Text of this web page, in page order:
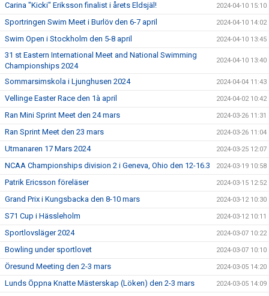
Carina "Kicki" Eriksson finalist i årets Eldsjäl! 2024-04-10 15:10
Sportringen Swim Meet i Burlöv den 6-7 april 2024-04-10 14:02
Swim Open i Stockholm den 5-8 april 2024-04-10 13:45
31 st Eastern International Meet and National Swimming
Championships 2024
2024-04-10 13:40
Sommarsimskola i Ljunghusen 2024 2024-04-04 11:43
Vellinge Easter Race den 1à april 2024-04-02 10:42
Ran Mini Sprint Meet den 24 mars 2024-03-26 11:31
Ran Sprint Meet den 23 mars 2024-03-26 11:04
Utmanaren 17 Mars 2024 2024-03-25 12:07
NCAA Championships division 2 i Geneva, Ohio den 12-16.3 2024-03-19 10:58
Patrik Ericsson föreläser 2024-03-15 12:52
Grand Prix i Kungsbacka den 8-10 mars 2024-03-12 10:30
S71 Cup i Hässleholm 2024-03-12 10:11
Sportlovsläger 2024 2024-03-07 10:22
Bowling under sportlovet 2024-03-07 10:10
Öresund Meeting den 2-3 mars 2024-03-05 14:20
Lunds Öppna Knatte Mästerskap (Löken) den 2-3 mars 2024-03-05 14:09